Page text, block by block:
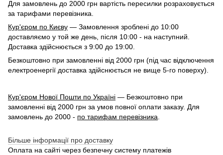
Для замовлень до 2000 грн вартість пересилки розраховується
за тарифами перевізника.
Кур'єром по Києву — Замовлення зроблені до 10:00
доставляємо у той же день, після 10:00 - на наступний.
Доставка здійснюється з 9:00 до 19:00.
Безкоштовно при замовленні від 2000 грн (під час відключення
електроенергії доставка здійснюється не вище 5-го поверху).
Кур'єром Нової Пошти по Україні — Безкоштовно при
замовленні від 2000 грн за умов повної оплати заказу. Для
замовлень до 2000 - по тарифам перевізника
Більше інформації про доставку
Оплата на сайті через безпечну систему платежів